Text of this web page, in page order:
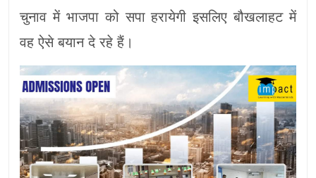
चुनाव में भाजपा को सपा हरायेगी इसलिए बौखलाहट में
वह ऐसे बयान दे रहे हैं।